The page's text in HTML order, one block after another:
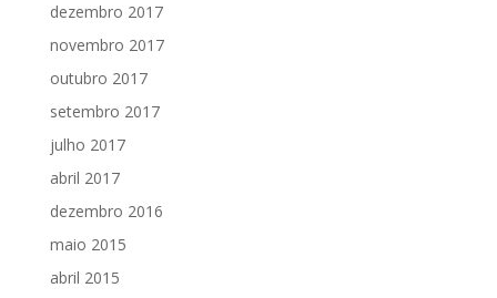
dezembro 2017
novembro 2017
outubro 2017
setembro 2017
julho 2017
abril 2017
dezembro 2016
maio 2015
abril 2015